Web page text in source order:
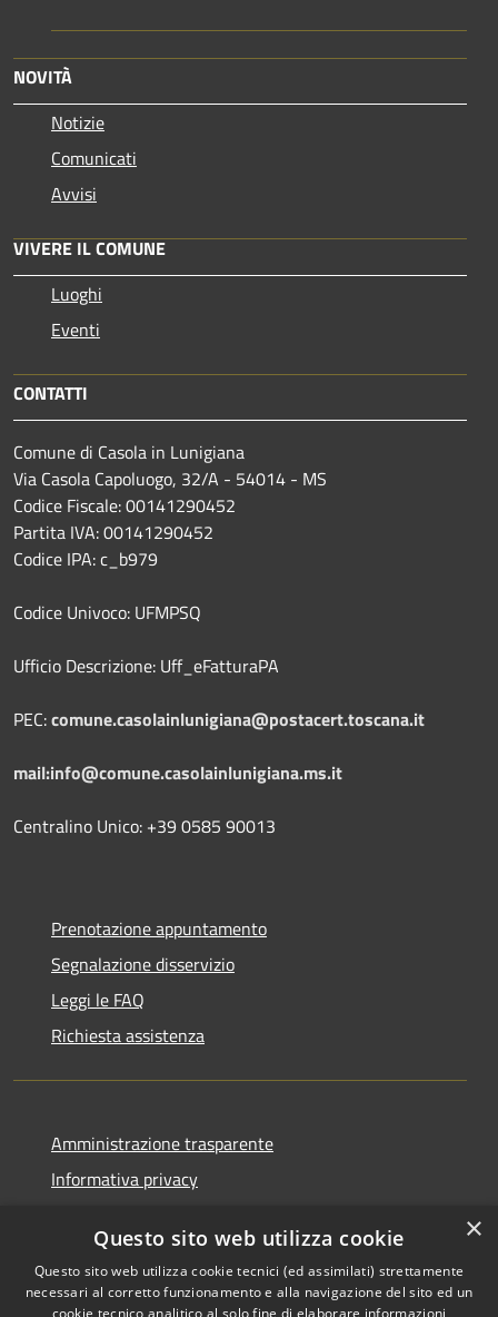
NOVITÀ
Notizie
Comunicati
Avvisi
VIVERE IL COMUNE
Luoghi
Eventi
CONTATTI
Comune di Casola in Lunigiana
Via Casola Capoluogo, 32/A - 54014 - MS
Codice Fiscale: 00141290452
Partita IVA: 00141290452
Codice IPA: c_b979
Codice Univoco: UFMPSQ
Ufficio Descrizione: Uff_eFatturaPA
PEC:comune.casolainlunigiana@postacert.toscana.it
mail:info@comune.casolainlunigiana.ms.it
Centralino Unico: +39 0585 90013
Prenotazione appuntamento
Segnalazione disservizio
Leggi le FAQ
Richiesta assistenza
Amministrazione trasparente
Informativa privacy
Dichiarazione di accessibilità
×
Questo sito web utilizza cookie
Questo sito web utilizza cookie tecnici (ed assimilati) strettamente
necessari al corretto funzionamento e alla navigazione del sito ed un
cookie tecnico analitico al solo fine di elaborare informazioni